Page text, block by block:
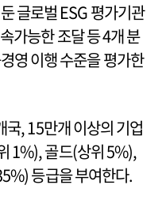
글로벌 ESG 평가기관
가능한 조달 등 4개 분
영 이행 수준을 평가한
, 15만개 이상의 기업
1%), 골드(상위 5%),
등급을 부여한다.